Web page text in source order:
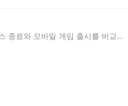
종료와 모바일 게임 출시를 비교해